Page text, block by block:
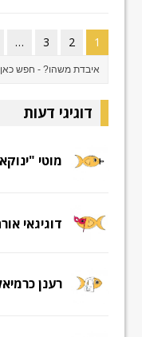
1
2
3
…
דוגיגי דעות
מוטי
דוגיגאי
רענן